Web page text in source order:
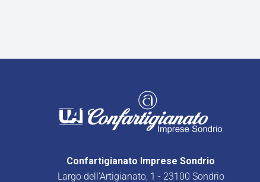
Confartigianato Imprese Sondrio
Largo dell’Artigianato, 1 - 23100 Sondrio